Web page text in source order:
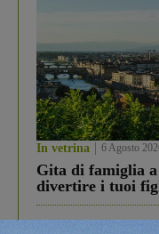
In vetrina 6 Agosto
Gita di famiglia
divertire i tuoi